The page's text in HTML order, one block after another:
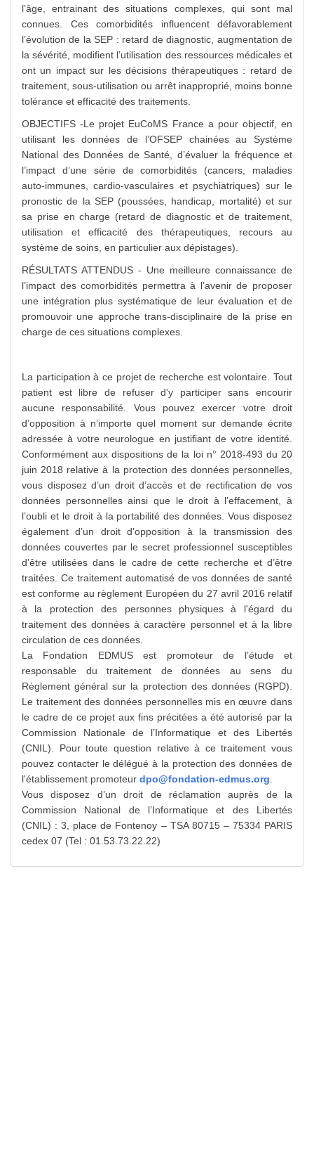
l’âge, entrainant des situations complexes, qui sont mal
connues. Ces comorbidités influencent défavorablement
l’évolution de la SEP : retard de diagnostic, augmentation de
la sévérité, modifient l’utilisation des ressources médicales et
ont un impact sur les décisions thérapeutiques : retard de
traitement, sous-utilisation ou arrêt inapproprié, moins bonne
tolérance et efficacité des traitements.
OBJECTIFS -Le projet EuCoMS France a pour objectif, en
utilisant les données de l’OFSEP chainées au Système
National des Données de Santé, d’évaluer la fréquence et
l’impact d’une série de comorbidités (cancers, maladies
auto-immunes, cardio-vasculaires et psychiatriques) sur le
pronostic de la SEP (poussées, handicap, mortalité) et sur
sa prise en charge (retard de diagnostic et de traitement,
utilisation et efficacité des thérapeutiques, recours au
système de soins, en particulier aux dépistages).
RÉSULTATS ATTENDUS - Une meilleure connaissance de
l’impact des comorbidités permettra à l’avenir de proposer
une intégration plus systématique de leur évaluation et de
promouvoir une approche trans-disciplinaire de la prise en
charge de ces situations complexes.
La participation à ce projet de recherche est volontaire. Tout
patient est libre de refuser d’y participer sans encourir
aucune responsabilité. Vous pouvez exercer votre droit
d’opposition à n’importe quel moment sur demande écrite
adressée à votre neurologue en justifiant de votre identité.
Conformément aux dispositions de la loi n° 2018-493 du 20
juin 2018 relative à la protection des données personnelles,
vous disposez d’un droit d’accès et de rectification de vos
données personnelles ainsi que le droit à l’effacement, à
l’oubli et le droit à la portabilité des données. Vous disposez
également d’un droit d’opposition à la transmission des
données couvertes par le secret professionnel susceptibles
d’être utilisées dans le cadre de cette recherche et d’être
traitées. Ce traitement automatisé de vos données de santé
est conforme au règlement Européen du 27 avril 2016 relatif
à la protection des personnes physiques à l'égard du
traitement des données à caractère personnel et à la libre
circulation de ces données.
La Fondation EDMUS est promoteur de l’étude et
responsable du traitement de données au sens du
Règlement général sur la protection des données (RGPD).
Le traitement des données personnelles mis en œuvre dans
le cadre de ce projet aux fins précitées a été autorisé par la
Commission Nationale de l’Informatique et des Libertés
(CNIL). Pour toute question relative à ce traitement vous
pouvez contacter le délégué à la protection des données de
l'établissement promoteur dpo@fondation-edmus.org.
Vous disposez d’un droit de réclamation auprès de la
Commission National de l’Informatique et des Libertés
(CNIL) : 3, place de Fontenoy – TSA 80715 – 75334 PARIS
cedex 07 (Tel : 01.53.73.22.22)